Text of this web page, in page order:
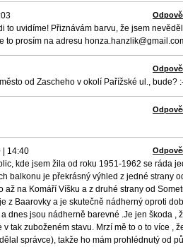
to uvidíme! Přiznávám barvu, že jsem
to prosím na adresu
od Zascheho v okolí Pařížské ul., bude?
14:40
kde jsem žila od roku 1951-1962 se ráda
balkonu je překrásný výhled z jedné strany
až na Komáří Víšku a z druhé strany od
z Baarovky a je skutečně nádherný oproti
dnes jsou nádherně barevné .Je jen škoda ,
tak zuboženém stavu. Mrzí mě to o to více ,
správce), takže ho mám prohlédnutý od